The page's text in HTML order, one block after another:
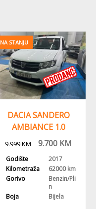
NA STANJU
DACIA SANDERO
AMBIANCE 1.0
SCE/LPG, 2017
9.999KM 9.700 KM
Godište
2017
Kilometraža
62000 km
Gorivo
Benzin/Pli
n
Boja
Bijela